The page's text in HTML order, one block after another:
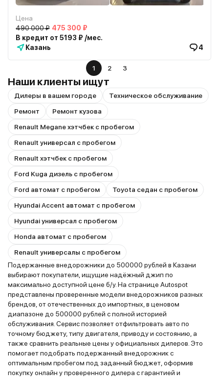
Цена
490 000 ₽ 475 300 ₽
В кредит от 5193 ₽ /мес.
Казань
4
1 2 3
Наши клиенты ищут
Дилеры в вашем городе
Техническое обслуживание
Ремонт
Ремонт кузова
Renault Megane хэтчбек с пробегом
Renault универсал с пробегом
Renault хэтчбек с пробегом
Ford Kuga дизель с пробегом
Ford автомат с пробегом
Toyota седан с пробегом
Hyundai Accent автомат с пробегом
Hyundai универсал с пробегом
Honda автомат с пробегом
Renault универсалы с пробегом
Подержанные внедорожники до 500000 рублей в Казани
выбирают покупатели, ищущие надёжный джип по
максимально доступной цене б/у. На странице Autospot
представлены проверенные модели внедорожников разных
брендов, от отечественных до импортных, в ценовом
диапазоне до 500000 рублей с полной историей
обслуживания. Сервис позволяет отфильтровать авто по
точному бюджету, типу двигателя, приводу и состоянию, а
также сравнить реальные цены у официальных дилеров. Это
помогает подобрать подержанный внедорожник с
оптимальным пробегом под заданный бюджет, оформив
покупку онлайн у проверенного дилера с гарантией и